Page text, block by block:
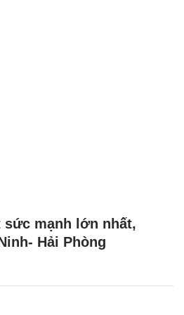
sức mạnh lớn nhất,
Hải Phòng